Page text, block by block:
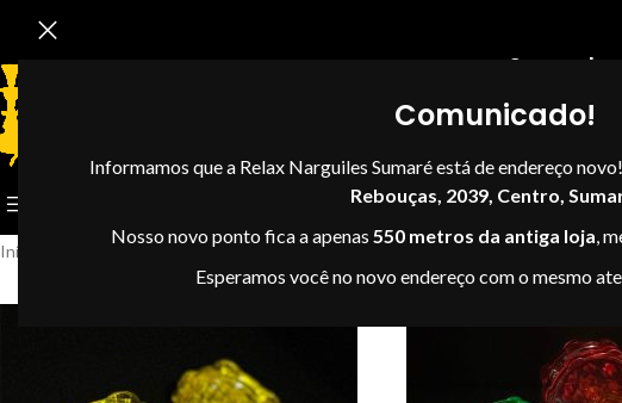
Comunicado!
Informamos que a Relax Narguiles Sumaré está de endereço
Rebouças, 2039, Centro,
Nosso novo ponto fica a apenas 550 metros da antiga loja,
Esperamos você no novo endereço com o mesmo
Segunda
Início